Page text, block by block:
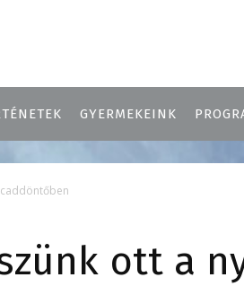
GYERMEKEINK
ott a